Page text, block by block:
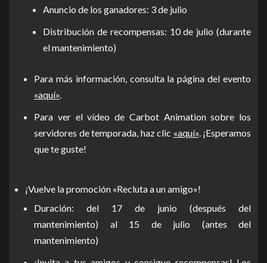
Anuncio de los ganadores: 3 de julio
Distribución de recompensas: 10 de julio (durante
el mantenimiento)
Para más información, consulta la página del evento
«aquí».
Para ver el vídeo de Carbot Animation sobre los
servidores de temporada, haz clic «aquí». ¡Esperamos
que te guste!
¡Vuelve la promoción «Recluta a un amigo»!
Duración: del 17 de junio (después del
mantenimiento) al 15 de julio (antes del
mantenimiento)